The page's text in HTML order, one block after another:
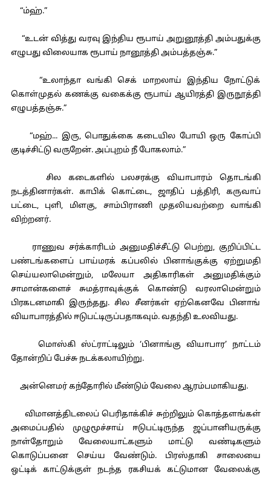
“ம்ஹ்.”
“உடன் வித்து வரவு இந்திய ரூபாய் அறுனூத்தி அம்பதுக்கு
எழுபது விலையாக ரூபாய் நானூத்தி அம்பத்தஞ்சு.”
“உலாந்தா வங்கி செக் மாறலாய் இந்திய நோட்டுக்
கொள்முதல் கணக்கு வகைக்கு ரூபாய் ஆயிரத்தி இருநூத்தி
எழுபத்தஞ்சு.”
“மஹ்... இரு, பொதுக்கை கடையில போயி ஒரு கோப்பி
குடிச்சிட்டு வருறேன். அப்புறம் நீ போகலாம்.”
சில கடைகளில் பலசரக்கு வியாபாரம் தொடங்கி
நடத்தினார்கள். காபிக் கொட்டை, ஜாதிப் பத்திரி, கருவாப்
பட்டை, புளி, மிளகு, சாம்பிராணி முதலியவற்றை வாங்கி
விற்றனர்.
ராணுவ சர்க்காரிடம் அனுமதிச்சீட்டு பெற்று, குறிப்பிட்ட
பண்டங்களைப் பாய்மரக் கப்பலில் பினாங்குக்கு ஏற்றுமதி
செய்யலாமென்றும், மலேயா அதிகாரிகள் அனுமதிக்கும்
சாமான்களைச் சுமத்ராவுக்குக் கொண்டு வரலாமென்றும்
பிரகடனமாகி இருந்தது. சில சீனர்கள் ஏற்கெனவே பினாங்
வியாபாரத்தில் ஈடுபட்டிருப்பதாகவும். வதந்தி உலவியது.
மொஸ்கி ஸ்ட்ராட்டிலும் ‘பினாங்கு வியாபார’ நாட்டம்
தோன்றிப் பேச்சு நடக்கலாயிற்று.
அன்னெமர் கந்தோரில் மீண்டும் வேலை ஆரம்பமாகியது.
விமானத்திடலைப் பெரிதாக்கிச் சுற்றிலும் கொத்தளங்கள்
அமைப்பதில் முழுமூச்சாய் ஈடுபட்டிருந்த ஜப்பானியருக்கு
நாள்தோறும் வேலையாட்களும் மாட்டு வண்டிகளும்
கொடுப்பனை செய்ய வேண்டும். பிரஸ்தாகி சாலையை
ஒட்டிக் காட்டுக்குள் நடந்த ரகசியக் கட்டுமான வேலைக்கு